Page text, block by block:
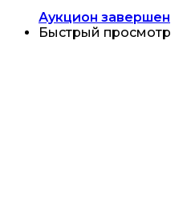
Аукцион завершен
Быстрый просмотр